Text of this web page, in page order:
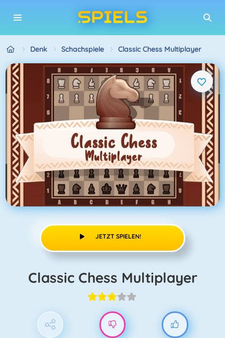
Denk Schachspiele Classic Chess Multiplayer
JETZT SPIELEN!
Classic Chess Multiplayer